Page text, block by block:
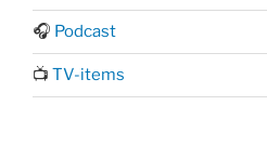
🎧 Podcast
📺 TV-items